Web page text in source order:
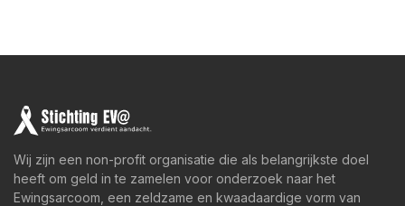
Wij zijn een non-profit organisatie die als belangrijkste doel
heeft om geld in te zamelen voor onderzoek naar het
Ewingsarcoom, een zeldzame en kwaadaardige vorm van